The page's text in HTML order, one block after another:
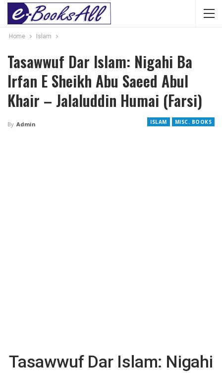
Home Islam
Tasawwuf Dar Islam: Nigahi Ba
Irfan E Sheikh Abu Saeed Abul
Khair – Jalaluddin Humai (Farsi)
ISLAM MISC. BOOKS
By Admin
Tasawwuf Dar Islam: Nigahi